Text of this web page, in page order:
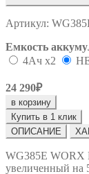
Артикул:
Емкость
4Ач х2
24 290₽
в корзину
Купить в 1 клик
ОПИСАНИЕ
WG385E WORX
увеличенный на